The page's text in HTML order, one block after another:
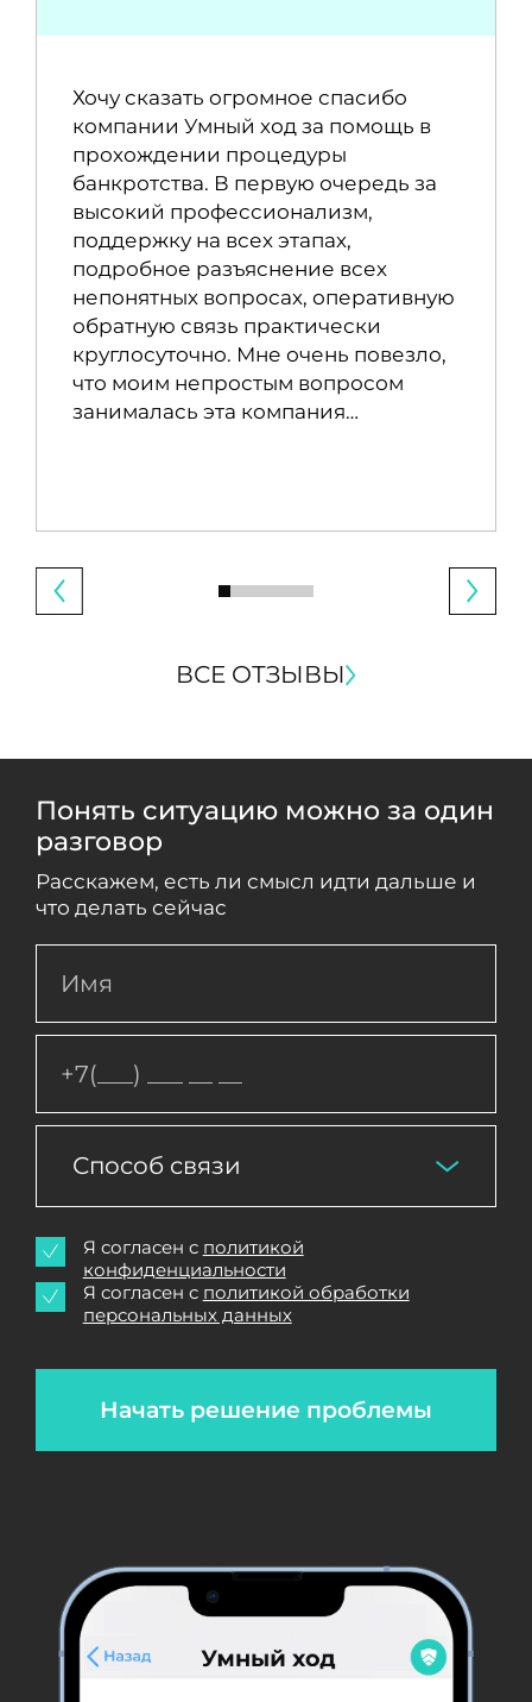
Хочу сказать огромное спасибо
компании Умный ход за помощь в
прохождении процедуры
банкротства. В первую очередь за
высокий профессионализм,
поддержку на всех этапах,
подробное разъяснение всех
непонятных вопросах, оперативную
обратную связь практически
круглосуточно. Мне очень повезло,
что моим непростым вопросом
занималась эта компания…
ВСЕ ОТЗЫВЫ
Понять ситуацию можно за один
разговор
Расскажем, есть ли смысл идти дальше и
что делать сейчас
Способ связи
Начать решение проблемы
Я согласен с политикой
конфиденциальности
Я согласен с политикой обработки
персональных данных